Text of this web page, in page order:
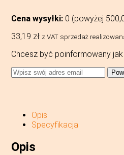
Cena wysyłki: 0 (powyżej
33,19 zł z VAT sprzedaż
Chcesz być poinformowany
Opis
Specyfikacja
Opis